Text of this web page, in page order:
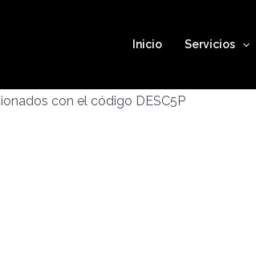
Inicio Servicios
con el código DESC5P